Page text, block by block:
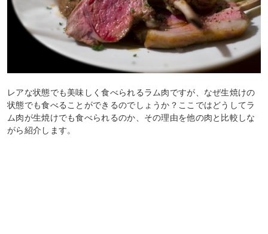
レアな状態でも美味しく食べられるラム肉ですが、なぜ生焼けの
状態でも食べることができるのでしょうか？ここではどうしてラ
ム肉が生焼けでも食べられるのか、その理由を他の肉と比較しな
がら紹介します。